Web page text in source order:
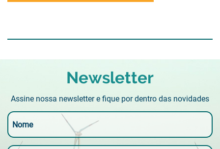
Newsletter
Assine nossa newsletter e fique por dentro das novidades